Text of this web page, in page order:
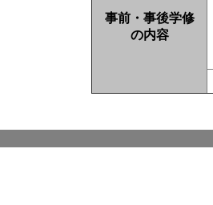
事前・事後学修
の内容